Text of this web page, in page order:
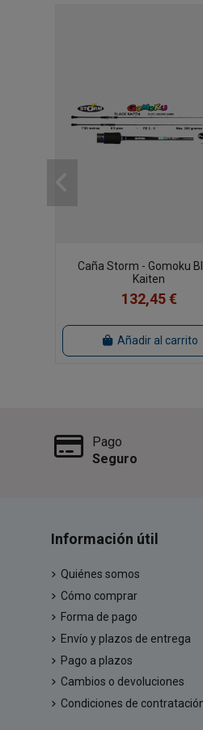
Caña Storm - Gomoku
Kaiten
132,45 €
Añadir al carrito
Pago
Seguro
Información útil
Quiénes somos
Cómo comprar
Forma de pago
Envío y plazos de entrega
Pago a plazos
Cambios o devoluciones
Condiciones de